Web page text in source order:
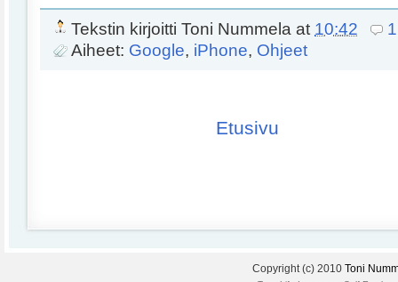
Tekstin kirjoitti Toni Nummela at 10:42
Aiheet: Google, iPhone, Ohjeet
Etusivu
Copyright (c) 2010 Toni